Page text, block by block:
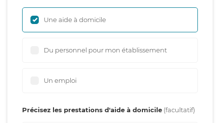
Une aide à domicile
Du personnel pour mon établissement
Un emploi
Précisez les prestations d'aide à domicile